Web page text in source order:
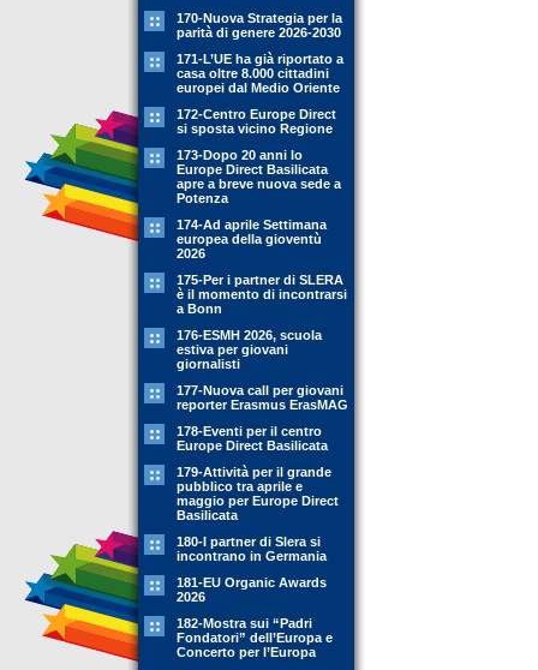
170-Nuova Strategia per la
parità di genere 2026-2030
171-L’UE ha già riportato a
casa oltre 8.000 cittadini
europei dal Medio Oriente
172-Centro Europe Direct
si sposta vicino Regione
173-Dopo 20 anni lo
Europe Direct Basilicata
apre a breve nuova sede a
Potenza
174-Ad aprile Settimana
europea della gioventù
2026
175-Per i partner di SLERA
è il momento di incontrarsi
a Bonn
176-ESMH 2026, scuola
estiva per giovani
giornalisti
177-Nuova call per giovani
reporter Erasmus ErasMAG
178-Eventi per il centro
Europe Direct Basilicata
179-Attività per il grande
pubblico tra aprile e
maggio per Europe Direct
Basilicata
180-I partner di Slera si
incontrano in Germania
181-EU Organic Awards
2026
182-Mostra sui “Padri
Fondatori” dell’Europa e
Concerto per l’Europa